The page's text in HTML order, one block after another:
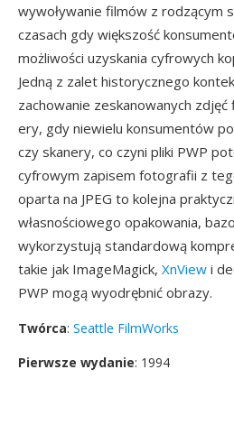
wywoływanie filmów z rodzącym
czasach gdy większość
możliwości uzyskania cyfrowych
Jedną z zalet historycznego
zachowanie zeskanowanych
ery, gdy niewielu konsumentów
czy skanery, co czyni pliki PWP
cyfrowym zapisem fotografii z
oparta na JPEG to kolejna
własnościowego opakowania,
wykorzystują standardową
takie jak ImageMagick, XnView i
PWP mogą wyodrębnić obrazy.
Twórca: Seattle FilmWorks
Pierwsze wydanie: 1994